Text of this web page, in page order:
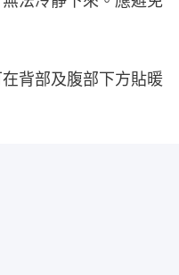
背部及腹部下方貼暖